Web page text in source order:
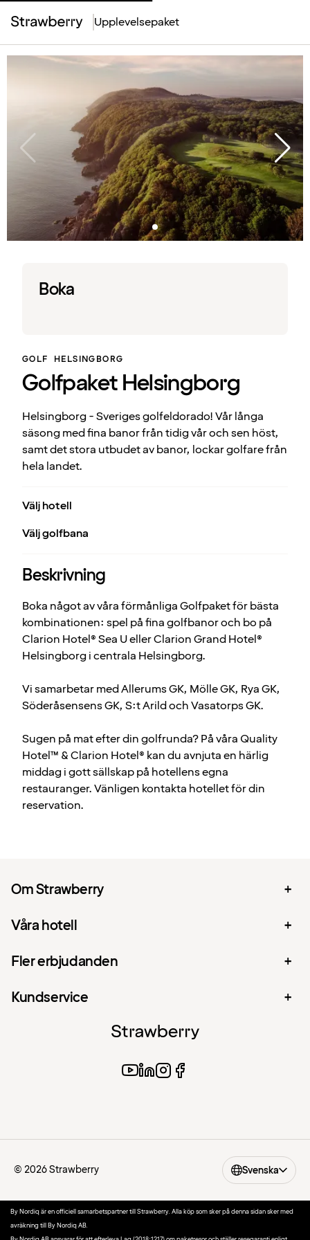
Top
Menu
Upplevelsepaket
GOLF HELSINGBORG
Golfpaket Helsingborg
Helsingborg - Sveriges golfeldorado! Vår långa
säsong med fina banor från tidig vår och sen höst,
samt det stora utbudet av banor, lockar golfare från
hela landet.
Välj hotell
Välj golfbana
Beskrivning
Boka något av våra förmånliga Golfpaket för bästa
kombinationen: spel på fina golfbanor och bo på
Clarion Hotel® Sea U eller Clarion Grand Hotel®
Helsingborg i centrala Helsingborg.
Vi samarbetar med Allerums GK, Mölle GK, Rya GK,
Söderåsensens GK, S:t Arild och Vasatorps GK.
Sugen på mat efter din golfrunda? På våra Quality
Hotel™ & Clarion Hotel® kan du avnjuta en härlig
middag i gott sällskap på hotellens egna
restauranger. Vänligen kontakta hotellet för din
reservation.
Boka
Om Strawberry
Våra hotell
Fler erbjudanden
Kundservice
© 2026 Strawberry Svenska
By Nordiq är en officiell samarbetspartner till Strawberry. Alla köp som sker på denna sidan sker med
avräkning till By Nordiq AB.